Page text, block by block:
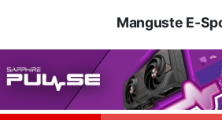
Manguste E-